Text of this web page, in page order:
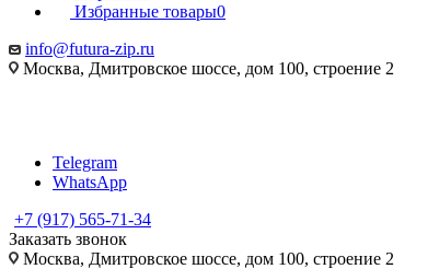
Избранные товары0
info@futura-zip.ru
Москва, Дмитровское шоссе, дом 100, строение 2
Telegram
WhatsApp
+7 (917) 565-71-34
Заказать звонок
Москва, Дмитровское шоссе, дом 100, строение 2